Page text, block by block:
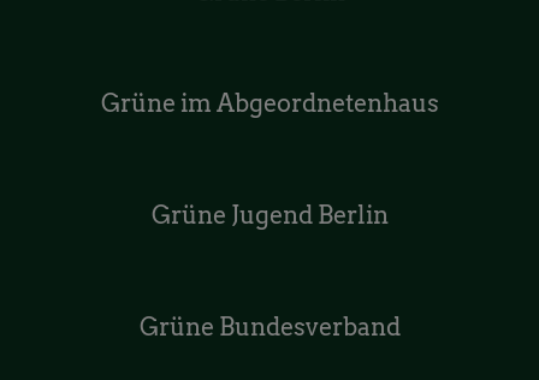
Grüne im Abgeordnetenhaus
Grüne Jugend Berlin
Grüne Bundesverband